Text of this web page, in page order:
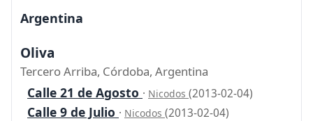
Argentina
Oliva
Tercero Arriba, Córdoba, Argentina
Calle 21 de Agosto · Nicodos (2013-02-04)
Calle 9 de Julio · Nicodos (2013-02-04)